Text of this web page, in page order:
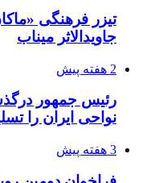
تیزر فرهنگی
جاویدالاثر میناب
2 هفته پیش
رئیس جمهور
نواحی ایران را
3 هفته پیش